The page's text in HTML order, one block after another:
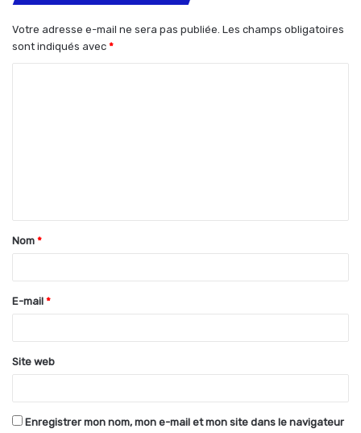
Votre adresse e-mail ne sera pas publiée. Les champs obligatoires
sont indiqués avec *
t
a
e
*
Nom *
E-mail *
Site web
Enregistrer mon nom, mon e-mail et mon site dans le navigateur